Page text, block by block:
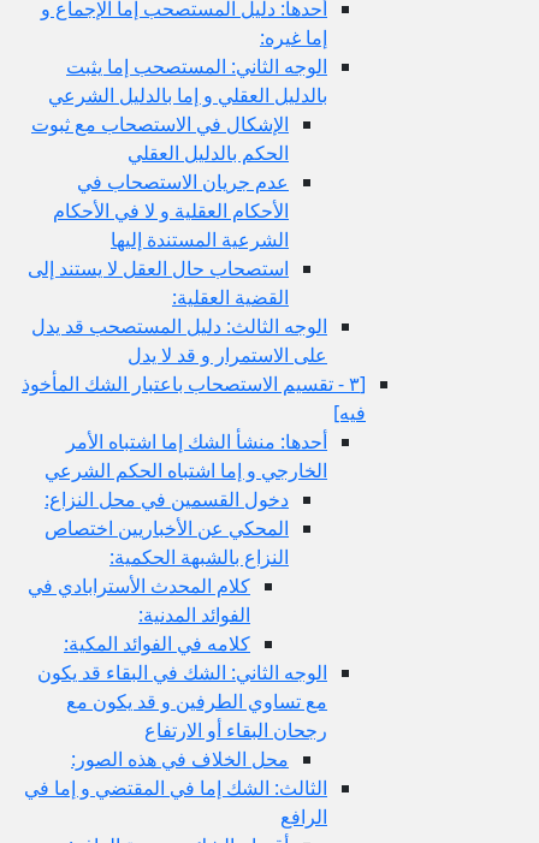
أحدها: دليل المستصحب إما الإجماع و
إما غيره:
الوجه الثاني: المستصحب إما يثبت
بالدليل العقلي و إما بالدليل الشرعي
الإشكال في الاستصحاب مع ثبوت
الحكم بالدليل العقلي
عدم جريان الاستصحاب في
الأحكام العقلية و لا في الأحكام
الشرعية المستندة إليها
استصحاب حال العقل لا يستند إلى
القضية العقلية:
الوجه الثالث: دليل المستصحب قد يدل
على الاستمرار و قد لا يدل
[٣ - تقسيم الاستصحاب باعتبار الشك المأخوذ
فيه‏]
أحدها: منشأ الشك إما اشتباه الأمر
الخارجي و إما اشتباه الحكم الشرعي
دخول القسمين في محل النزاع:
المحكي عن الأخباريين اختصاص
النزاع بالشبهة الحكمية:
كلام المحدث الأسترابادي في
الفوائد المدنية:
كلامه في الفوائد المكية:
الوجه الثاني: الشك في البقاء قد يكون
مع تساوي الطرفين و قد يكون مع
رجحان البقاء أو الارتفاع
محل الخلاف في هذه الصور:
الثالث: الشك إما في المقتضي و إما في
الرافع